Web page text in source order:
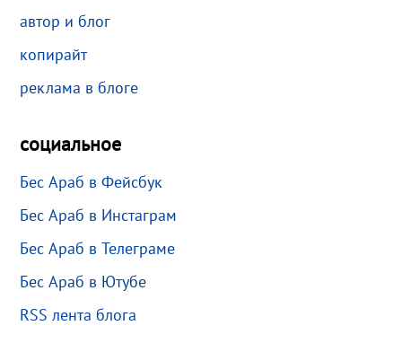
автор и блог
копирайт
реклама в блоге
социальное
Бес Араб в Фейсбук
Бес Араб в Инстаграм
Бес Араб в Телеграме
Бес Араб в Ютубе
RSS лента блога